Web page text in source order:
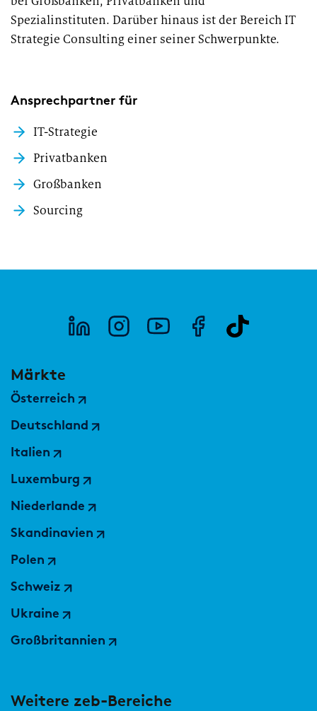
Spezialinstituten. Darüber hinaus ist der Bereich IT
Strategie Consulting einer seiner Schwerpunkte.
Ansprechpartner für
IT-Strategie
Privatbanken
Großbanken
Sourcing
Märkte
Österreich
Deutschland
Italien
Luxemburg
Niederlande
Skandinavien
Polen
Schweiz
Ukraine
Großbritannien
Weitere zeb-Bereiche